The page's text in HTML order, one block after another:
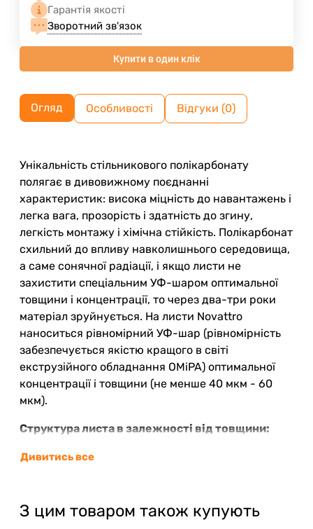
Гарантія якості
Зворотний зв'язок
Купити в один клік
Огляд Особливості Відгуки (0)
Унікальність стільникового полікарбонату
полягає в дивовижному поєднанні
характеристик: висока міцність до навантажень і
легка вага, прозорість і здатність до згину,
легкість монтажу і хімічна стійкість. Полікарбонат
схильний до впливу навколишнього середовища,
а саме сонячної радіації, і якщо листи не
захистити спеціальним УФ-шаром оптимальної
товщини і концентрації, то через два-три роки
матеріал зруйнується. На листи Novattro
наноситься рівномірний УФ-шар (рівномірність
забезпечується якістю кращого в світі
екструзійного обладнання OMiPA) оптимальної
концентрації і товщини (не менше 40 мкм - 60
мкм).
Структура листа в залежності від товщини:
16 - 20 мм
Дивитись все
З цим товаром також купують